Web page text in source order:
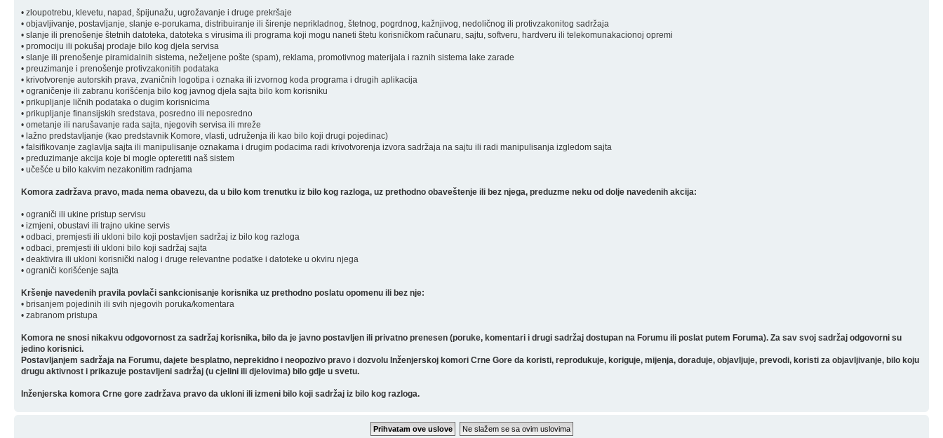
• zloupotrebu, klevetu, napad, špijunažu, ugrožavanje i druge prekršaje
• objavljivanje, postavljanje, slanje e-porukama, distribuiranje ili širenje neprikladnog, štetnog, pogrdnog, kažnjivog, nedoličnog ili protivzakonitog sadržaja
• slanje ili prenošenje štetnih datoteka, datoteka s virusima ili programa koji mogu naneti štetu korisničkom računaru, sajtu, softveru, hardveru ili telekomunakacionoj opremi
• promociju ili pokušaj prodaje bilo kog djela servisa
• slanje ili prenošenje piramidalnih sistema, neželjene pošte (spam), reklama, promotivnog materijala i raznih sistema lake zarade
• preuzimanje i prenošenje protivzakonitih podataka
• krivotvorenje autorskih prava, zvaničnih logotipa i oznaka ili izvornog koda programa i drugih aplikacija
• ograničenje ili zabranu korišćenja bilo kog javnog djela sajta bilo kom korisniku
• prikupljanje ličnih podataka o dugim korisnicima
• prikupljanje finansijskih sredstava, posredno ili neposredno
• ometanje ili narušavanje rada sajta, njegovih servisa ili mreže
• lažno predstavljanje (kao predstavnik Komore, vlasti, udruženja ili kao bilo koji drugi pojedinac)
• falsifikovanje zaglavlja sajta ili manipulisanje oznakama i drugim podacima radi krivotvorenja izvora sadržaja na sajtu ili radi manipulisanja izgledom sajta
• preduzimanje akcija koje bi mogle opteretiti naš sistem
• učešće u bilo kakvim nezakonitim radnjama
Komora zadržava pravo, mada nema obavezu, da u bilo kom trenutku iz bilo kog razloga, uz prethodno obaveštenje ili bez njega, preduzme neku od dolje navedenih akcija:
• ograniči ili ukine pristup servisu
• izmjeni, obustavi ili trajno ukine servis
• odbaci, premjesti ili ukloni bilo koji postavljen sadržaj iz bilo kog razloga
• odbaci, premjesti ili ukloni bilo koji sadržaj sajta
• deaktivira ili ukloni korisnički nalog i druge relevantne podatke i datoteke u okviru njega
• ograniči korišćenje sajta
Kršenje navedenih pravila povlači sankcionisanje korisnika uz prethodno poslatu opomenu ili bez nje:
• brisanjem pojedinih ili svih njegovih poruka/komentara
• zabranom pristupa
Komora ne snosi nikakvu odgovornost za sadržaj korisnika, bilo da je javno postavljen ili privatno prenesen (poruke, komentari i drugi sadržaj dostupan na Forumu ili poslat putem Foruma). Za sav svoj sadržaj odgovorni su
jedino korisnici.
Postavljanjem sadržaja na Forumu, dajete besplatno, neprekidno i neopozivo pravo i dozvolu Inženjerskoj komori Crne Gore da koristi, reprodukuje, koriguje, mijenja, doraduje, objavljuje, prevodi, koristi za objavljivanje, bilo koju
drugu aktivnost i prikazuje postavljeni sadržaj (u cjelini ili djelovima) bilo gdje u svetu.
Inženjerska komora Crne gore zadržava pravo da ukloni ili izmeni bilo koji sadržaj iz bilo kog razloga.